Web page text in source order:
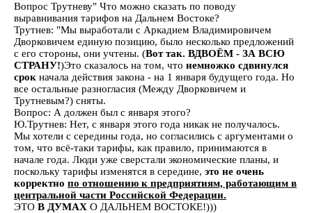
Вопрос Трутневу" Что можно сказать по поводу
выравнивания тарифов на Дальнем Востоке?
Трутнев: "Мы выработали с Аркадием Владимировичем
Дворковичем единую позицию, было несколько предложений
с его стороны, они учтены. (Вот так. ВДВОЁМ - ЗА ВСЮ
СТРАНУ!)Это сказалось на том, что немножко сдвинулся
срок начала действия закона - на 1 января будущего года. Но
все остальные разногласия (Между Дворковичем и
Трутневым?) сняты.
Вопрос: А должен был с января этого?
Ю.Трутнев: Нет, с января этого года никак не получалось.
Мы хотели с середины года, но согласились с аргументами о
том, что всё-таки тарифы, как правило, принимаются в
начале года. Люди уже сверстали экономические планы, и
поскольку тарифы изменятся в середине, это не очень
корректно по отношению к предприятиям, работающим в
центральной части Российской Федерации.
ЭТО В ДУМАХ О ДАЛЬНЕМ ВОСТОКЕ!)))